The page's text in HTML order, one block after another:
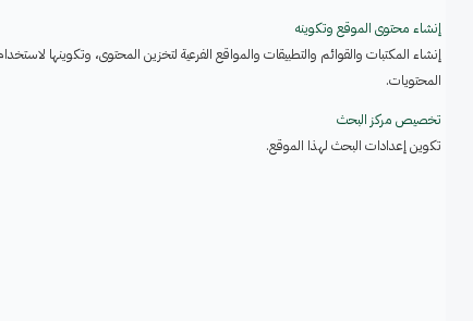
إنشاء محتوى الموقع وتكوينه
إنشاء المكتبات والقوائم والتطبيقات والمواقع الفرعية لتخزين المحتوى، وتكوينها
المحتويات.
تخصيص مركز البحث
تكوين إعدادات البحث لهذا الموقع.